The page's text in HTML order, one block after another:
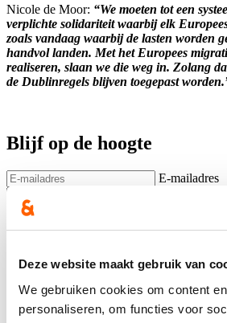
Deze website maakt gebruik van
We gebruiken cookies om content
personaliseren, om functies voor
Nicole de Moor: “We moeten tot een
verplichte solidariteit waarbij elk
zoals vandaag waarbij de lasten worden
handvol landen. Met het Europees
realiseren, slaan we die weg in. Zolang
de Dublinregels blijven toegepast
Blijf op de hoogte
E-mailadres